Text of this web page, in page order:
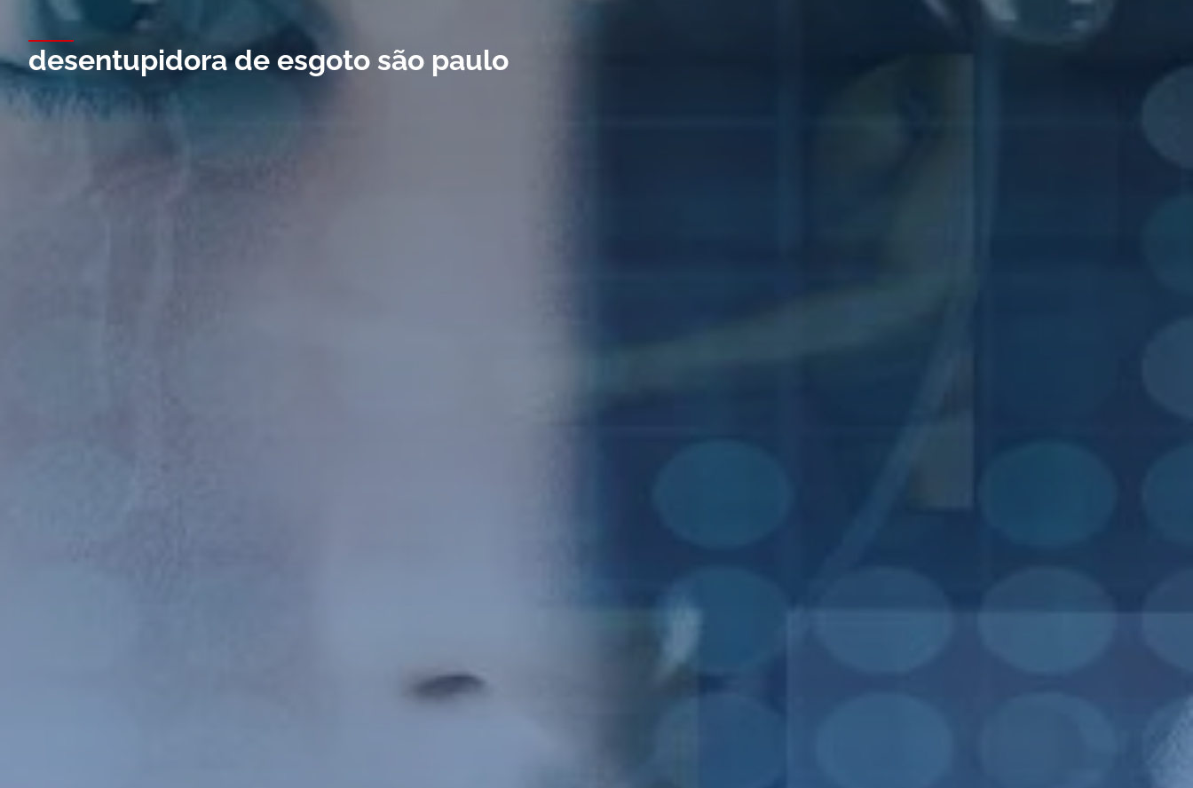
desentupidora de esgoto são paulo